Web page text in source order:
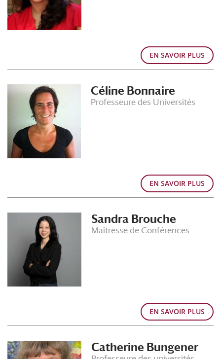
EN SAVOIR PLUS
Céline Bonnaire
Professeure des Universités
EN SAVOIR PLUS
Sandra Brouche
Maîtresse de Conférences
EN SAVOIR PLUS
Catherine Bungener